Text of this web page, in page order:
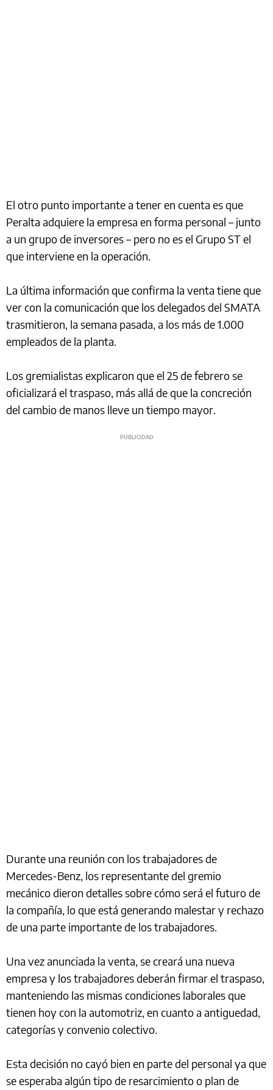
El otro punto importante a tener en cuenta es que
Peralta adquiere la empresa en forma personal – junto
a un grupo de inversores – pero no es el Grupo ST el
que interviene en la operación.
La última información que confirma la venta tiene que
ver con la comunicación que los delegados del SMATA
trasmitieron, la semana pasada, a los más de 1.000
empleados de la planta.
Los gremialistas explicaron que el 25 de febrero se
oficializará el traspaso, más allá de que la concreción
del cambio de manos lleve un tiempo mayor.
Durante una reunión con los trabajadores de
Mercedes-Benz, los representante del gremio
mecánico dieron detalles sobre cómo será el futuro de
la compañía, lo que está generando malestar y rechazo
de una parte importante de los trabajadores.
Una vez anunciada la venta, se creará una nueva
empresa y los trabajadores deberán firmar el traspaso,
manteniendo las mismas condiciones laborales que
tienen hoy con la automotriz, en cuanto a antiguedad,
categorías y convenio colectivo.
Esta decisión no cayó bien en parte del personal ya que
se esperaba algún tipo de resarcimiento o plan de